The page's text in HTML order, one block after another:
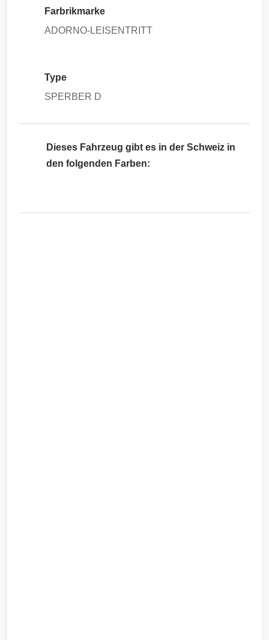
Farbrikmarke
ADORNO-LEISENTRITT
Type
SPERBER D
Dieses Fahrzeug gibt es in der Schweiz in
den folgenden Farben: